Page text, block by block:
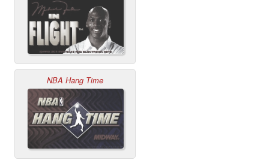
NBA Hang Time